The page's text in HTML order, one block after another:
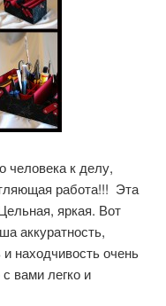
человека к делу,
работа!!! Эта
яркая. Вот
аккуратность,
находчивость очень
вами легко и